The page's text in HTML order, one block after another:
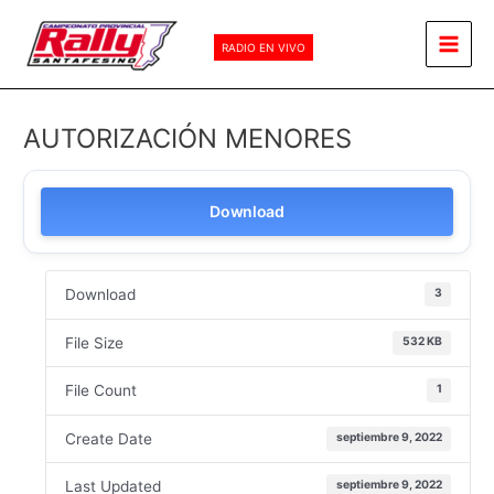
contenido
RADIO EN VIVO
Main
AUTORIZACIÓN MENORES
Download
Download 3
File Size 532 KB
File Count 1
Create Date septiembre 9, 2022
Last Updated septiembre 9, 2022